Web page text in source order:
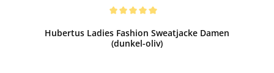
Hubertus Ladies Fashion Sweatjacke Damen
(dunkel-oliv)